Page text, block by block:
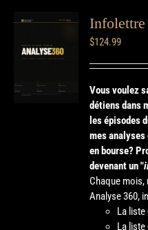
$124.99
Vous voulez
détiens dans
les épisodes
mes
en bourse?
devenant un "
Chaque
Analyse 360,
La
La